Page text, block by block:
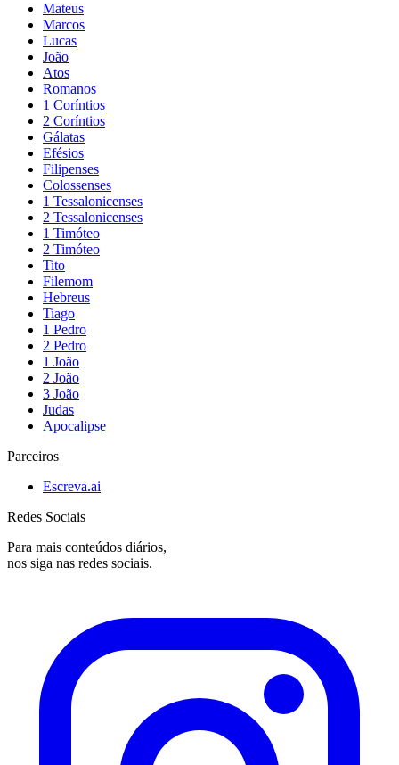
Mateus
Marcos
Lucas
João
Atos
Romanos
1 Coríntios
2 Coríntios
Gálatas
Efésios
Filipenses
Colossenses
1 Tessalonicenses
2 Tessalonicenses
1 Timóteo
2 Timóteo
Tito
Filemom
Hebreus
Tiago
1 Pedro
2 Pedro
1 João
2 João
3 João
Judas
Apocalipse
Parceiros
Escreva.ai
Redes Sociais
Para mais conteúdos diários,
nos siga nas redes sociais.